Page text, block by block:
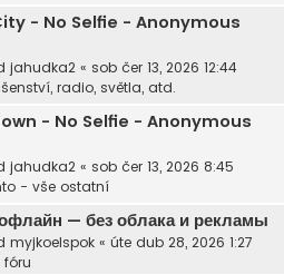
- No Selfie - Anonymous
jahudka2 « sob čer 13, 2026 12:44
radio, světla, atd.
- No Selfie - Anonymous
jahudka2 « sob čer 13, 2026 8:45
- vše ostatní
— без облака и рекламы
myjkoelspok « úte dub 28, 2026 1:27